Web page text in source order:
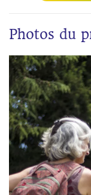
Photos du